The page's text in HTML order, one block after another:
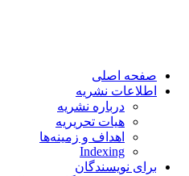
صفحه اصلی
اطلاعات نشریه
درباره نشریه
هیات تحریریه
اهداف و زمینه‌ها
Indexing
برای نویسندگان